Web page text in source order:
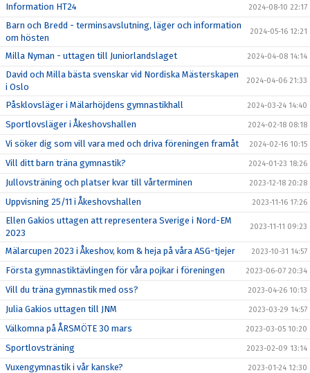
Information HT24 2024-08-10 22:17
Barn och Bredd - terminsavslutning, läger och information
om hösten
2024-05-16 12:21
Milla Nyman - uttagen till Juniorlandslaget 2024-04-08 14:14
David och Milla bästa svenskar vid Nordiska Mästerskapen
i Oslo
2024-04-06 21:33
Påsklovsläger i Mälarhöjdens gymnastikhall 2024-03-24 14:40
Sportlovsläger i Åkeshovshallen 2024-02-18 08:18
Vi söker dig som vill vara med och driva föreningen framåt 2024-02-16 10:15
Vill ditt barn träna gymnastik? 2024-01-23 18:26
Jullovsträning och platser kvar till vårterminen 2023-12-18 20:28
Uppvisning 25/11 i Åkeshovshallen 2023-11-16 17:26
Ellen Gakios uttagen att representera Sverige i Nord-EM
2023
2023-11-11 09:23
Mälarcupen 2023 i Åkeshov, kom & heja på våra ASG-tjejer 2023-10-31 14:57
Första gymnastiktävlingen för våra pojkar i föreningen 2023-06-07 20:34
Vill du träna gymnastik med oss? 2023-04-26 10:13
Julia Gakios uttagen till JNM 2023-03-29 14:57
Välkomna på ÅRSMÖTE 30 mars 2023-03-05 10:20
Sportlovsträning 2023-02-09 13:14
Vuxengymnastik i vår kanske? 2023-01-24 12:30